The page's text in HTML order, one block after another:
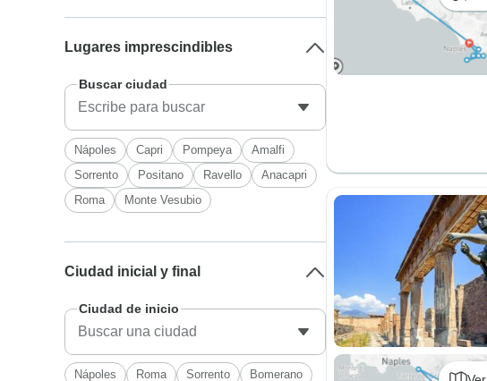
Lugares imprescindibles
Buscar ciudad
Nápoles Capri Pompeya
Amalfi
Sorrento
Positano Ravello
Anacapri
Roma
Monte Vesubio
Ciudad inicial y final
Ciudad de inicio
Nápoles Roma Sorrento
Bomerano